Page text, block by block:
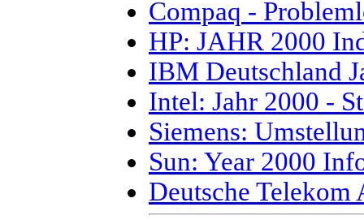
Compaq -
HP: JAHR 2000
IBM Deutschland
Intel: Jahr 2000 -
Siemens:
Sun: Year 2000
Deutsche Telekom